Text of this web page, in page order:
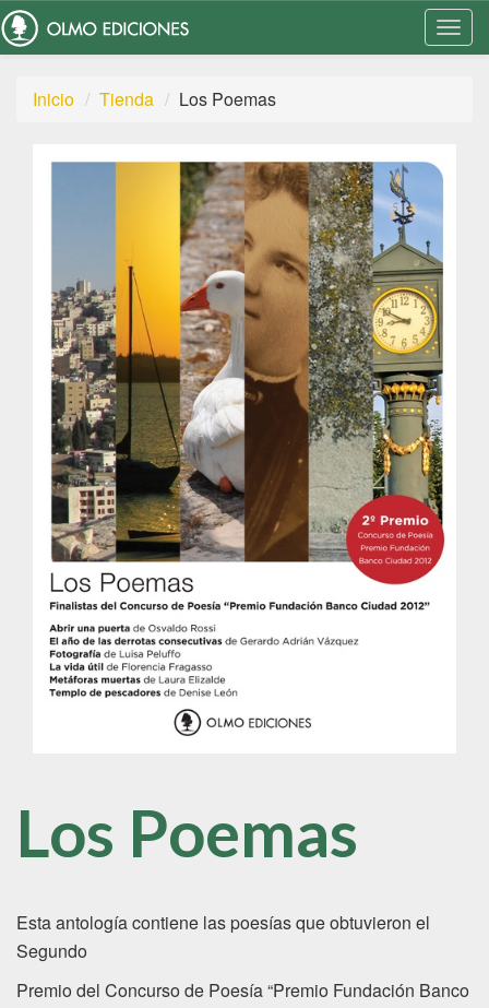
Inicio
Tienda Los Poemas
Los Poemas
Esta antología contiene las poesías que obtuvieron el
Segundo
Premio del Concurso de Poesía “Premio Fundación Banco